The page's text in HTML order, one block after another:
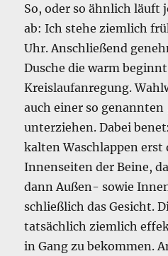
So, oder so ähnlich läuft
ab: Ich stehe ziemlich
Uhr. Anschließend
Dusche die warm
Kreislaufanregung.
auch einer so
unterziehen. Dabei
kalten Waschlappen
Innenseiten der Beine,
dann Außen- sowie
schließlich das Gesicht.
tatsächlich ziemlich
in Gang zu bekommen.